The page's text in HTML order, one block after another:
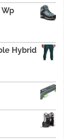
Wp
Hybrid